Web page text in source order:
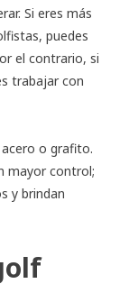
Si eres más
puedes
el contrario, si
trabajar con
o grafito.
mayor control;
y brindan